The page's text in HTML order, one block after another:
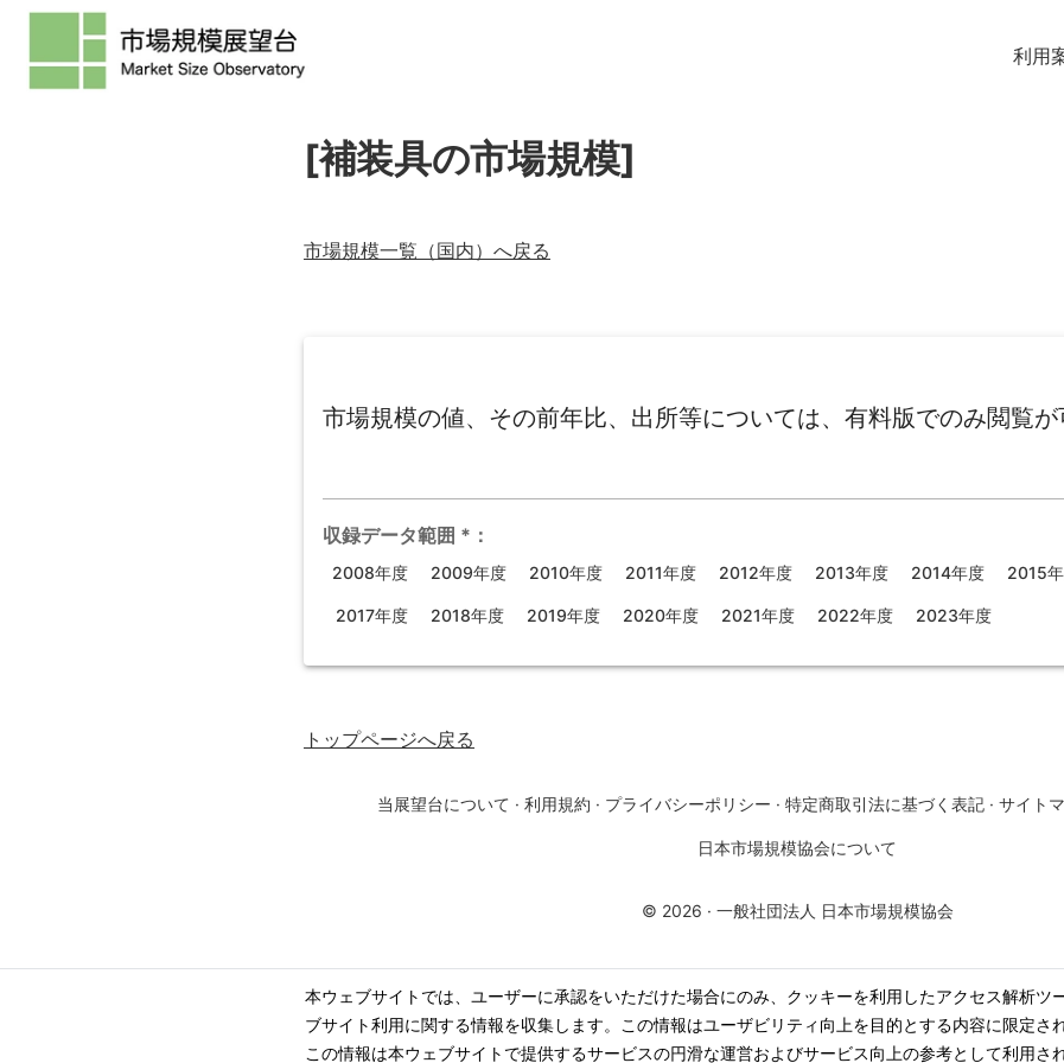
本ウェブサイトでは、ユーザーに承認をいただけた場合にのみ、クッキーを利用したアクセス解析ツ
ブサイト利用に関する情報を収集します。この情報はユーザビリティ向上を目的とする内容に限定さ
この情報は本ウェブサイトで提供するサービスの円滑な運営およびサービス向上の参考として利用さ
利用
[補装具の市場規模]
市場規模一覧（国内）へ戻る
市場規模の値、その前年比、出所等については、有料版でのみ閲覧が
収録データ範囲 * ：
2008年度 2009年度 2010年度 2011年度 2012年度 2013年度 2014年度 2015
2017年度 2018年度 2019年度 2020年度 2021年度 2022年度 2023年度
トップページへ戻る
当展望台について · 利用規約 · プライバシーポリシー · 特定商取引法に基づく表記 · サイト
日本市場規模協会について
© 2026 · 一般社団法人 日本市場規模協会